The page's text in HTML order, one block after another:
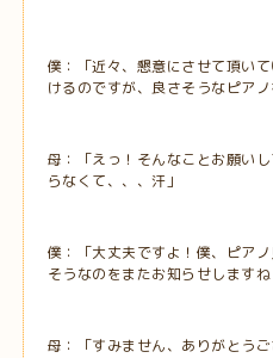
僕：「近々、懇意にさせて頂い
けるのですが、良さそうなピア
母：「えっ！そんなことお願い
らなくて、、、汗」
僕：「大丈夫ですよ！僕、ピア
そうなのをまたお知らせしますね
母：「すみません、ありがとうご